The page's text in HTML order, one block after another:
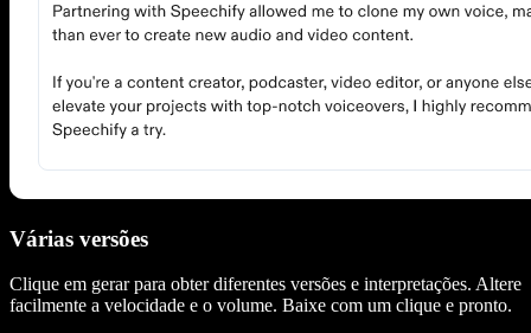
Várias versões
Clique em gerar para obter diferentes versões e interpretações. Altere
facilmente a velocidade e o volume. Baixe com um clique e pronto.